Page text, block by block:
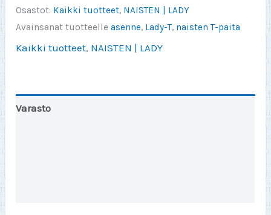
mieli
määrä
Osastot: Kaikki tuotteet, NAISTEN | LADY
Avainsanat tuotteelleasenne, Lady-T, naisten T-paita
Kaikki tuotteet, NAISTEN | LADY
Varasto